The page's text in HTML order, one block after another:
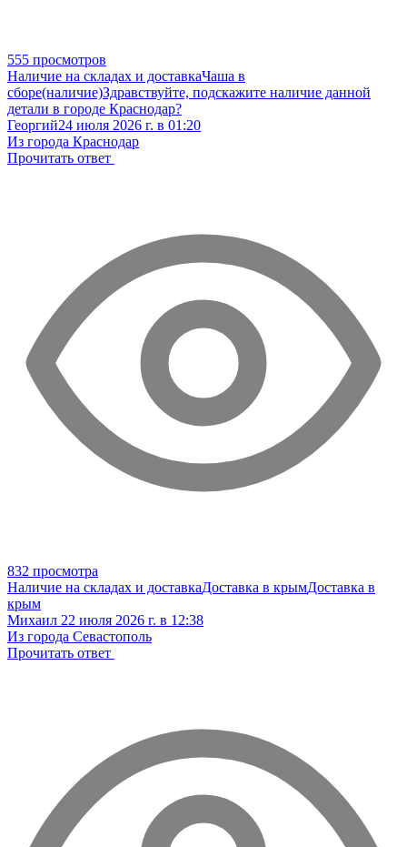
555 просмотров
Наличие на складах и доставкаЧаша в
сборе(наличие)Здравствуйте, подскажите наличие данной
детали в городе Краснодар?
Георгий24 июля 2026 г. в 01:20
Из города Краснодар
Прочитать ответ
832 просмотра
Наличие на складах и доставкаДоставка в крымДоставка в
крым
Михаил 22 июля 2026 г. в 12:38
Из города Севастополь
Прочитать ответ